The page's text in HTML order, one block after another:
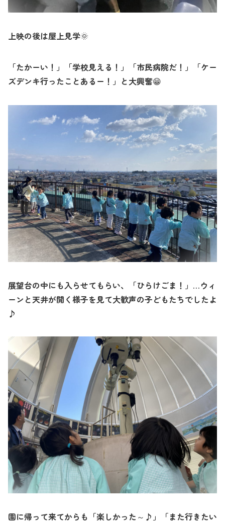
上映の後は屋上見学🌞
「たかーい！」「学校見える！」「市民病院だ！」「ケー
ズデンキ行ったことあるー！」と大興奮😁
展望台の中にも入らせてもらい、「ひらけごま！」…ウィ
ーンと天井が開く様子を見て大歓声の子どもたちでしたよ
♪
園に帰って来てからも「楽しかった～♪」「また行きたい